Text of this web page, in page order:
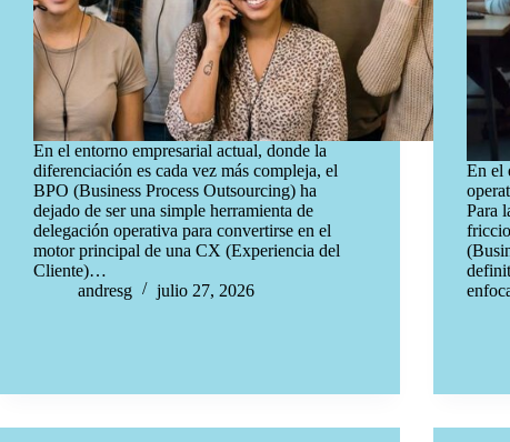
En el entorno empresarial actual, donde la
diferenciación es cada vez más compleja, el
BPO (Business Process Outsourcing) ha
dejado de ser una simple herramienta de
delegación operativa para convertirse en el
motor principal de una CX (Experiencia del
Cliente)…
andresg
julio 27, 2026
En el
Para